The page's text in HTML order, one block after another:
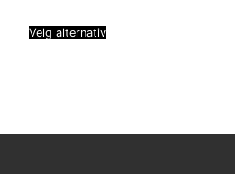
Velg alternativ